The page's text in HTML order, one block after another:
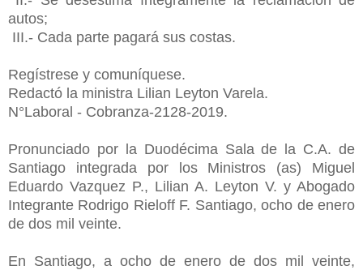
autos;
III.- Cada parte pagará sus costas.
Regístrese y comuníquese.
Redactó la ministra Lilian Leyton Varela.
N°Laboral - Cobranza-2128-2019.
Pronunciado por la Duodécima Sala de la C.A. de
Santiago integrada por los Ministros (as) Miguel
Eduardo Vazquez P., Lilian A. Leyton V. y Abogado
Integrante Rodrigo Rieloff F. Santiago, ocho de enero
de dos mil veinte.
En Santiago, a ocho de enero de dos mil veinte,